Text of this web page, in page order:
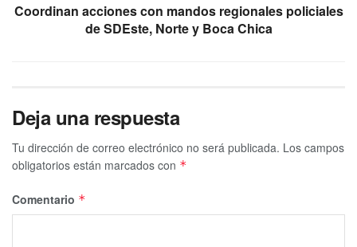
Coordinan acciones con mandos regionales policiales
de SDEste, Norte y Boca Chica
Deja una respuesta
Tu dirección de correo electrónico no será publicada. Los campos
obligatorios están marcados con *
Comentario *